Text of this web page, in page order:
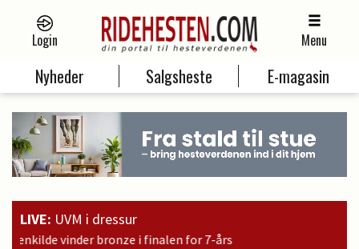
Login Menu
Nyheder Salgsheste E-magasin
LIVE: UVM i dressur
7-års